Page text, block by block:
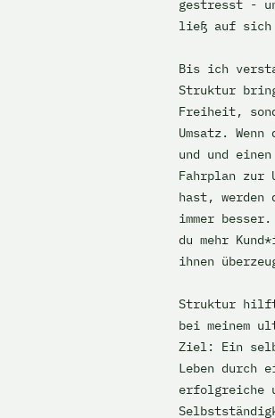
gestresst -
ließ auf sich
Bis ich
Struktur
Freiheit,
Umsatz.
und und
Fahrplan zur
hast, werden
immer
du mehr
ihnen
Struktur
bei meinem
Ziel: Ein
Leben durch
erfolgreiche